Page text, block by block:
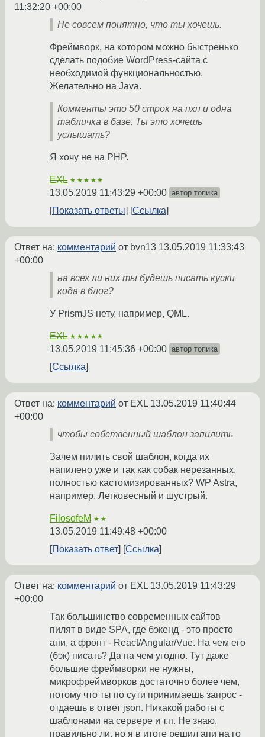
11:32:20 +00:00
Не совсем понятно, что ты хочешь.
Фреймворк, на котором можно быстренько
сделать подобие WordPress-сайта с
необходимой функциональностью.
Желательно на Java.
Комменты это 50 строк на пхп и одна
табличка в базе. Ты это хочешь
услышать?
Я хочу не на PHP.
EXL ★★★★★
13.05.2019 11:43:29 +00:00 автор топика
Показать ответы Ссылка
Ответ на: комментарий от bvn13 13.05.2019 11:33:43
+00:00
на всех ли них ты будешь писать куски
кода в блог?
У PrismJS нету, например, QML.
EXL ★★★★★
13.05.2019 11:45:36 +00:00 автор топика
Ссылка
Ответ на: комментарий от EXL 13.05.2019 11:40:44
+00:00
чтобы собственный шаблон запилить
Зачем пилить свой шаблон, когда их
напилено уже и так как собак нерезанных,
полностью кастомизированных? WP Astra,
например. Легковесный и шустрый.
FilosofeM ★★
13.05.2019 11:49:48 +00:00
Показать ответ
Ссылка
Ответ на: комментарий от EXL 13.05.2019 11:43:29
+00:00
Так большинство современных сайтов
пилят в виде SPA, где бэкенд - это просто
апи, а фронт - React/Angular/Vue. На чем его
(бэк) писать? Да на чем угодно. Тут даже
большие фреймворки не нужны,
микрофреймворков достаточно более чем,
потому что ты по сути принимаешь запрос -
отдаешь в ответ json. Никакой работы с
шаблонами на сервере и т.п. Не знаю,
правильно ли, но я в итоге решил апи на го